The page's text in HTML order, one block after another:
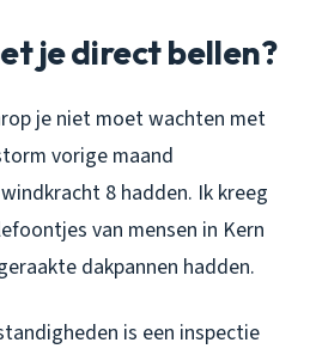
je direct bellen?
je niet moet wachten met
vorige maand
8 hadden. Ik kreeg
van mensen in Kern
dakpannen hadden.
is een inspectie